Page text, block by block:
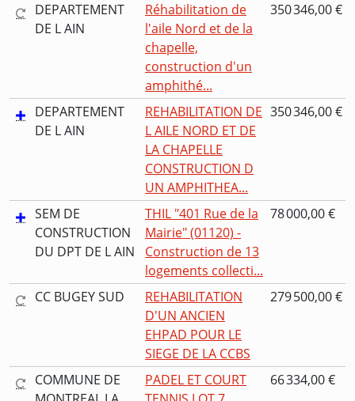
DEPARTEMENT
DE L AIN
Réhabilitation de
l'aile Nord et de la
chapelle,
construction d'un
amphithé...
350 346,00 €
DEPARTEMENT
DE L AIN
REHABILITATION DE
L AILE NORD ET DE
LA CHAPELLE
CONSTRUCTION D
UN AMPHITHEA...
350 346,00 €
SEM DE
CONSTRUCTION
DU DPT DE L AIN
THIL "401 Rue de la
Mairie" (01120) -
Construction de 13
logements collecti...
78 000,00 €
CC BUGEY SUD
REHABILITATION
D'UN ANCIEN
EHPAD POUR LE
SIEGE DE LA CCBS
279 500,00 €
COMMUNE DE
PADEL ET COURT
66 334,00 €